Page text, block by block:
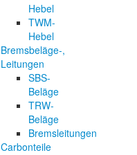
Hebel
TWM-
Hebel
Bremsbeläge-,
Leitungen
SBS-
Beläge
TRW-
Beläge
Bremsleitungen
Carbonteile